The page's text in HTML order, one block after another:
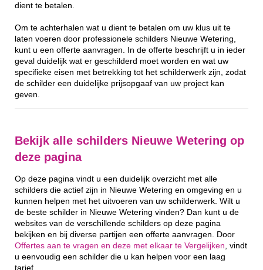
dient te betalen.
Om te achterhalen wat u dient te betalen om uw klus uit te
laten voeren door professionele schilders Nieuwe Wetering,
kunt u een offerte aanvragen. In de offerte beschrijft u in ieder
geval duidelijk wat er geschilderd moet worden en wat uw
specifieke eisen met betrekking tot het schilderwerk zijn, zodat
de schilder een duidelijke prijsopgaaf van uw project kan
geven.
Bekijk alle schilders Nieuwe Wetering op
deze pagina
Op deze pagina vindt u een duidelijk overzicht met alle
schilders die actief zijn in Nieuwe Wetering en omgeving en u
kunnen helpen met het uitvoeren van uw schilderwerk. Wilt u
de beste schilder in Nieuwe Wetering vinden? Dan kunt u de
websites van de verschillende schilders op deze pagina
bekijken en bij diverse partijen een offerte aanvragen. Door
Offertes aan te vragen en deze met elkaar te Vergelijken , vindt
u eenvoudig een schilder die u kan helpen voor een laag
tarief.